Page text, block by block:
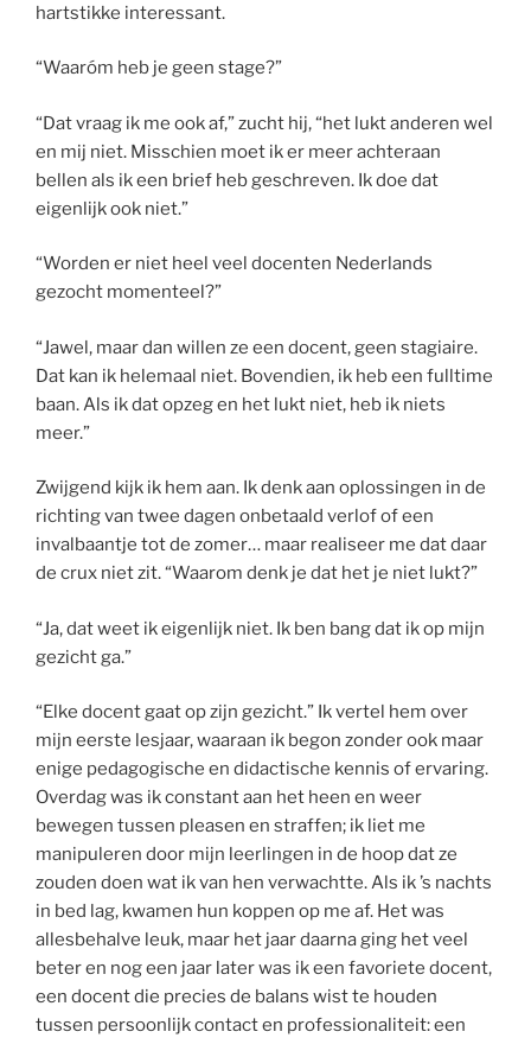
hartstikke interessant.
“Waaróm heb je geen stage?”
“Dat vraag ik me ook af,” zucht hij, “het lukt anderen wel
en mij niet. Misschien moet ik er meer achteraan
bellen als ik een brief heb geschreven. Ik doe dat
eigenlijk ook niet.”
“Worden er niet heel veel docenten Nederlands
gezocht momenteel?”
“Jawel, maar dan willen ze een docent, geen stagiaire.
Dat kan ik helemaal niet. Bovendien, ik heb een fulltime
baan. Als ik dat opzeg en het lukt niet, heb ik niets
meer.”
Zwijgend kijk ik hem aan. Ik denk aan oplossingen in de
richting van twee dagen onbetaald verlof of een
invalbaantje tot de zomer… maar realiseer me dat daar
de crux niet zit. “Waarom denk je dat het je niet lukt?”
“Ja, dat weet ik eigenlijk niet. Ik ben bang dat ik op mijn
gezicht ga.”
“Elke docent gaat op zijn gezicht.” Ik vertel hem over
mijn eerste lesjaar, waaraan ik begon zonder ook maar
enige pedagogische en didactische kennis of ervaring.
Overdag was ik constant aan het heen en weer
bewegen tussen pleasen en straffen; ik liet me
manipuleren door mijn leerlingen in de hoop dat ze
zouden doen wat ik van hen verwachtte. Als ik ’s nachts
in bed lag, kwamen hun koppen op me af. Het was
allesbehalve leuk, maar het jaar daarna ging het veel
beter en nog een jaar later was ik een favoriete docent,
een docent die precies de balans wist te houden
tussen persoonlijk contact en professionaliteit: een